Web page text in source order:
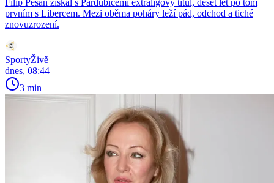
prvním s Libercem. Mezi oběma poháry leží pád, odchod a tiché
znovuzrození.
SportyŽivě
dnes, 08:44
3 min